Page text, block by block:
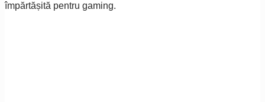
împărtășită pentru gaming.